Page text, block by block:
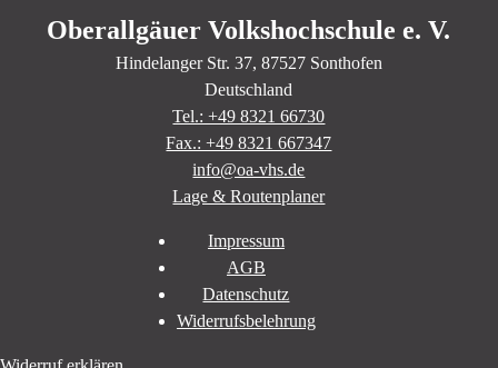
Oberallgäuer Volkshochschule e. V.
Hindelanger Str. 37, 87527 Sonthofen
Deutschland
Tel.: +49 8321 66730
Fax.: +49 8321 667347
info@oa-vhs.de
Lage & Routenplaner
Impressum
AGB
Datenschutz
Widerrufsbelehrung